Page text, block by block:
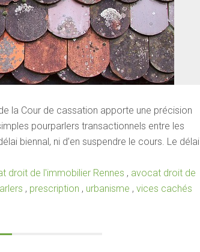
la Cour de cassation apporte une précision
pourparlers transactionnels entre les
biennal, ni d’en suspendre le cours. Le délai
droit de l'immobilier Rennes , avocat droit de
, prescription , urbanisme , vices cachés